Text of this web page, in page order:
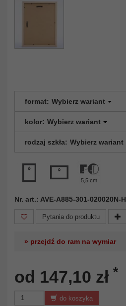
format: Wybierz wariant
kolor: Wybierz wariant
rodzaj szkła: Wybierz wariant
5,5 cm
Nr. art.: AVE-A885-301-020020N-H
Pytania do produktu
» przejdź do ram na wymiar
od 147,10 zł *
do koszyka